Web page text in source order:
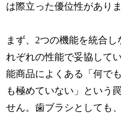
は際立った優位性がありま
まず、2つの機能を統合し
れぞれの性能で妥協して
能商品によくある「何で
も極めていない」という
せん。歯ブラシとしても